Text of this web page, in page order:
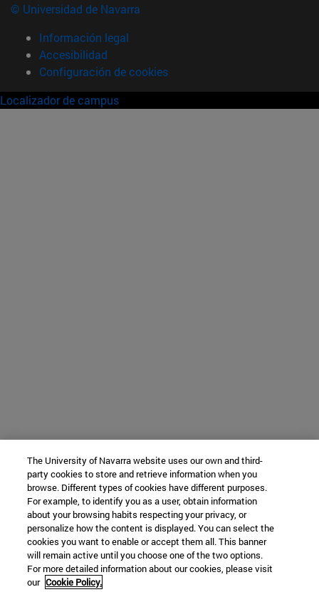
© Universidad de Navarra
Información legal
Accesibilidad
Configuración de cookies
Localizador de campus
The University of Navarra website uses our own and third-
party cookies to store and retrieve information when you
browse. Different types of cookies have different purposes.
For example, to identify you as a user, obtain information
about your browsing habits respecting your privacy, or
personalize how the content is displayed. You can select the
cookies you want to enable or accept them all. This banner
will remain active until you choose one of the two options.
For more detailed information about our cookies, please visit
our Cookie Policy.